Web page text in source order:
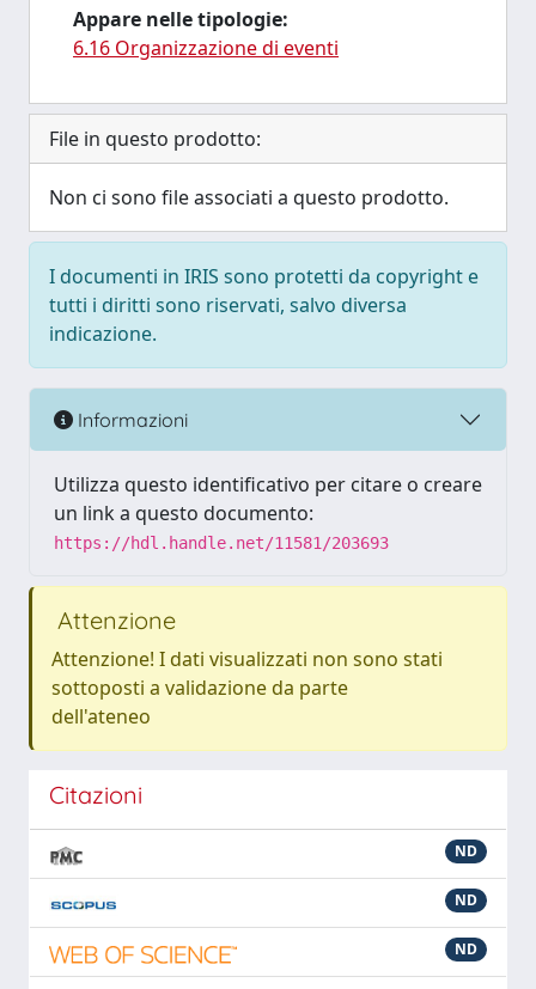
Appare nelle tipologie:
6.16 Organizzazione di eventi
File in questo prodotto:
Non ci sono file associati a questo prodotto.
I documenti in IRIS sono protetti da copyright e
tutti i diritti sono riservati, salvo diversa
indicazione.
Informazioni
Utilizza questo identificativo per citare o creare
un link a questo documento:
https://hdl.handle.net/11581/203693
Attenzione
Attenzione! I dati visualizzati non sono stati
sottoposti a validazione da parte
dell'ateneo
Citazioni
ND
ND
ND